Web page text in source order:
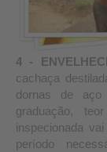
4 -
cachaça
dornas de
graduação,
inspecionada
período